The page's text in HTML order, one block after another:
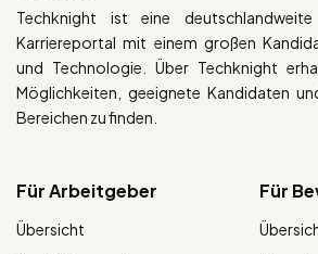
Techknight ist eine
Karriereportal mit einem großen
und Technologie. Über Techknight
Möglichkeiten, geeignete Kandidaten
Bereichen zu finden.
Für Arbeitgeber
Übersicht
Für